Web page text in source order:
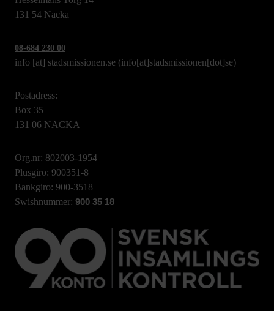
131 54 Nacka
08-684 230 00
info [at] stadsmissionen.se (info[at]stadsmissionen[dot]se)
Postadress:
Box 35
131 06 NACKA
Org.nr: 802003-1954
Plusgiro: 900351-8
Bankgiro: 900-3518
Swishnummer: 900 35 18